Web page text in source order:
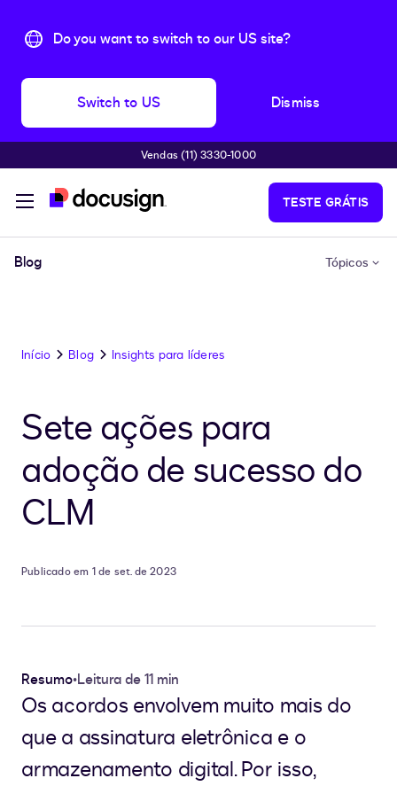
Do you want to switch to our US site?
Switch to US Dismiss
Pular para o conteúdo principal
Vendas (11) 3330-1000
TESTE GRÁTIS
Blog Tópicos
Início Blog Insights para líderes
Sete ações para
adoção de sucesso do
CLM
Publicado em 1 de set. de 2023
Resumo•Leitura de 11 min
Os acordos envolvem muito mais do
que a assinatura eletrônica e o
armazenamento digital. Por isso,